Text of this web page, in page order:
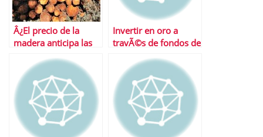
Â¿El precio de la
madera anticipa las
Invertir en oro a
travÃ©s de fondos de